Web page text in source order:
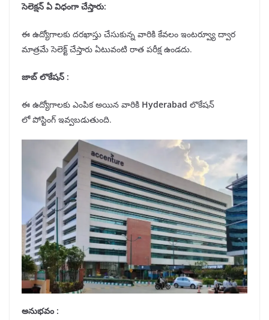
సెలెక్షన్ ఏ విధంగా చేస్తారు:
ఈ ఉద్యోగాలకు దరఖాస్తు చేసుకున్న వారికి కేవలం ఇంటర్వ్యూ ద్వార
మాత్రమే సెలెక్ట్ చేస్తారు ఏటువంటి రాత పరీక్ష ఉండదు.
జాబ్ లొకేషన్ :
ఈ ఉద్యోగాలకు ఎంపిక అయిన వారికి Hyderabad లొకేషన్
లో పోస్టింగ్ ఇవ్వబడుతుంది.
అనుభవం :